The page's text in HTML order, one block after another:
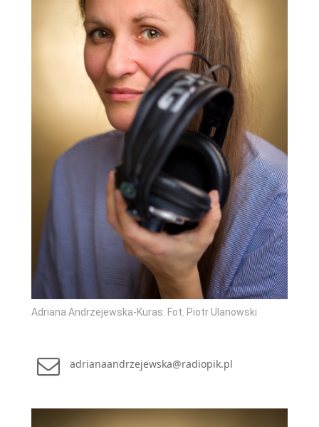
Adriana Andrzejewska-Kuras. Fot. Piotr Ulanowski
adrianaandrzejewska@radiopik.pl